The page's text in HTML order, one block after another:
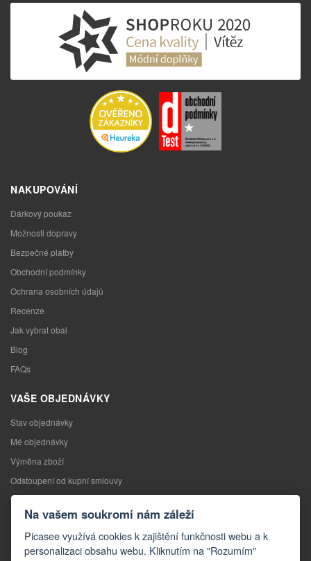
NAKUPOVÁNÍ
Dárkový poukaz
Možnosti dopravy
Bezpečné platby
Obchodní podmínky
Ochrana osobních údajů
Recenze
Jak vybrat obal
Blog
FAQs
VAŠE OBJEDNÁVKY
Stav objednávky
Mé objednávky
Výměna zboží
Odstoupení od kupní smlouvy
Reklamace
KONTAKTY
Kontakty
Na vašem soukromí nám záleží
Picasee využívá cookies k zajištění funkčnosti webu a k
personalizaci obsahu webu. Kliknutím na "Rozumím"